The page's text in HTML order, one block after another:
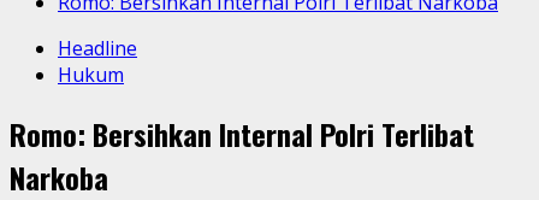
Headline
Hukum
Romo: Bersihkan Internal Polri Terlibat
Narkoba